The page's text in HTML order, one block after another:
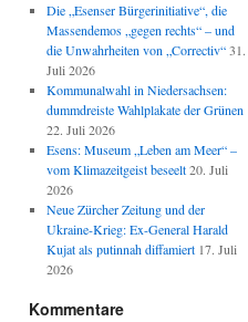
Die „Esenser Bürgerinitiative“, die
Massendemos „gegen rechts“ – und
die Unwahrheiten von „Correctiv“ 31.
Juli 2026
Kommunalwahl in Niedersachsen:
dummdreiste Wahlplakate der Grünen
22. Juli 2026
Esens: Museum „Leben am Meer“ –
vom Klimazeitgeist beseelt 20. Juli
2026
Neue Zürcher Zeitung und der
Ukraine-Krieg: Ex-General Harald
Kujat als putinnah diffamiert 17. Juli
2026
Kommentare